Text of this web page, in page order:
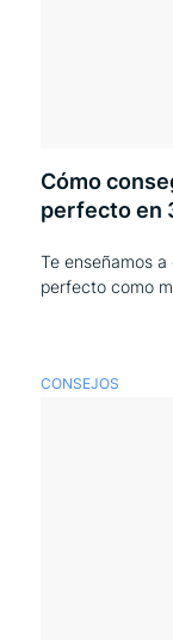
Cómo
perfecto en
Te enseñamos
perfecto como
CONSEJOS